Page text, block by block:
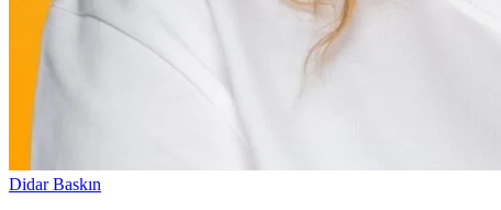
Didar Baskın